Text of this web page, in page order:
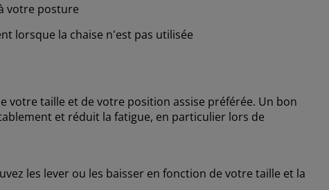
votre posture
lorsque la chaise n'est pas utilisée
votre taille et de votre position assise préférée. Un bon
et réduit la fatigue, en particulier lors de
les lever ou les baisser en fonction de votre taille et la